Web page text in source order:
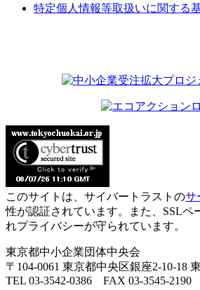
特定個人情報等取扱いに関する
このサイトは、サイバートラストのサ
性が認証されています。また、SSLペ
れプライバシーが守られています。
東京都中小企業団体中央会
〒104-0061 東京都中央区銀座2-10-18
TEL 03-3542-0386 FAX 03-3545-2190